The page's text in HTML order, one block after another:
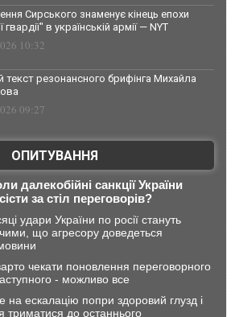
Сирського знаменує кінець епохи
гвардії" в українській армії — NYT
10:32
текст резонансного брифінга Михайла
09:27
ОПИТУВАННЯ
далекобійні санкції України
за стіл переговорів?
удари України по росії стануть
що агресору доведеться
чекати поновлення переговорного
- можливо все
на ескалацію попри здоровий глузд і
триматися до останнього